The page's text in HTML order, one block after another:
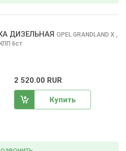
ДИЗЕЛЬНАЯ OPEL GRANDLAND X ,
6ст.
2 520.00 RUR
Купить